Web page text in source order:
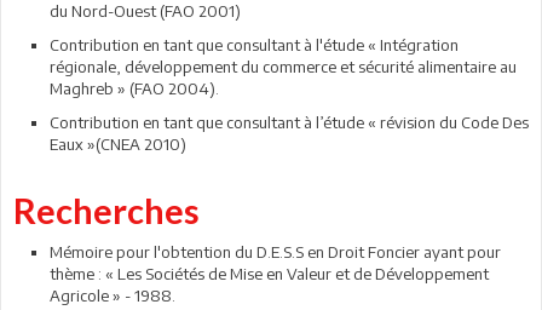
du Nord-Ouest (FAO 2001)
Contribution en tant que consultant à l'étude « Intégration
régionale, développement du commerce et sécurité alimentaire au
Maghreb » (FAO 2004).
Contribution en tant que consultant à l’étude « révision du Code Des
Eaux »(CNEA 2010)
Recherches
Mémoire pour l'obtention du D.E.S.S en Droit Foncier ayant pour
thème : « Les Sociétés de Mise en Valeur et de Développement
Agricole » - 1988.